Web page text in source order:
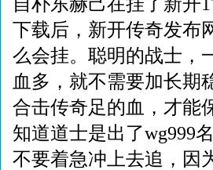
下载后，新开传奇发布
么会挂。聪明的战士，
血多，就不需要加长期
合击传奇足的血，才能
知道道士是出了wg999
不要着急冲上去追，因